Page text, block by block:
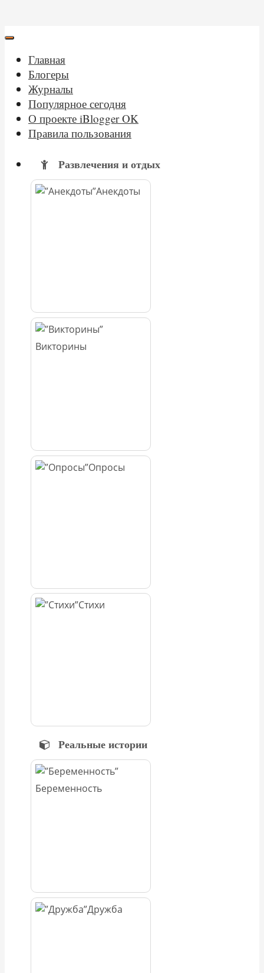
Главная
Блогеры
Журналы
Популярное сегодня
О проекте iBlogger OK
Правила пользования
Развлечения и отдых
Анекдоты
Викторины
Опросы
Стихи
Реальные истории
Беременность
Дружба